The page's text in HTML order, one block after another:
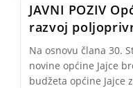
JAVNI POZIV
razvoj
Na osnovu člana 30.
novine općine Jajce
budžeta općine Jajce